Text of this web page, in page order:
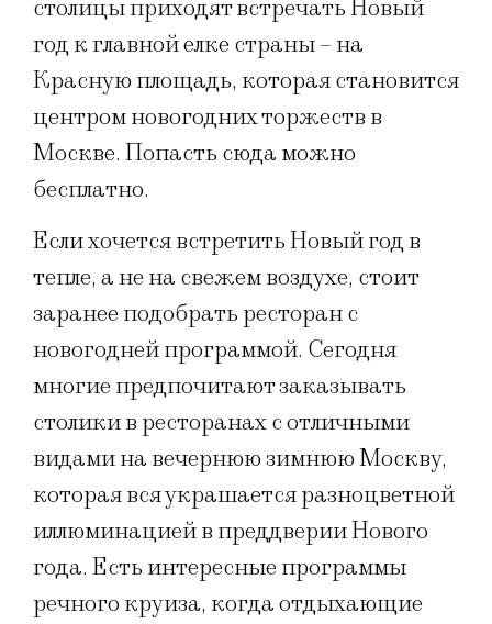
столицы приходят встречать Новый
год к главной елке страны – на
Красную площадь, которая становится
центром новогодних торжеств в
Москве. Попасть сюда можно
бесплатно.
Если хочется встретить Новый год в
тепле, а не на свежем воздухе, стоит
заранее подобрать ресторан с
новогодней программой. Сегодня
многие предпочитают заказывать
столики в ресторанах с отличными
видами на вечернюю зимнюю Москву,
которая вся украшается разноцветной
иллюминацией в преддверии Нового
года. Есть интересные программы
речного круиза, когда отдыхающие